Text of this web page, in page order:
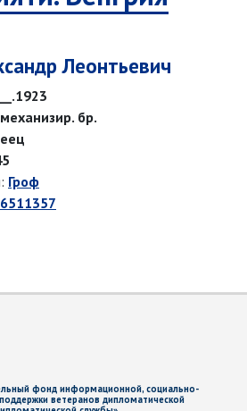
Леонтьевич
бр.
Гроф
6511357
фонд информационной, социально-
ветеранов дипломатической